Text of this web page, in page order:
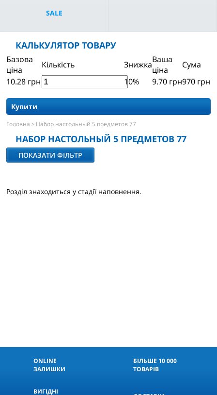
SALE
КАЛЬКУЛЯТОР ТОВАРУ
Базова
ціна
Кількість ЗнижкаВаша
ціна
Сума
10.28 грн 10% 9.70 грн970 грн
Купити
Головна > Набор настольный 5 предметов 77
НАБОР НАСТОЛЬНЫЙ 5 ПРЕДМЕТОВ 77
ПОКАЗАТИ ФІЛЬТР
Розділ знаходиться у стадії наповнення.
ONLINE
ЗАЛИШКИ
БІЛЬШЕ 10 000
ТОВАРІВ
ВИГІДНІ